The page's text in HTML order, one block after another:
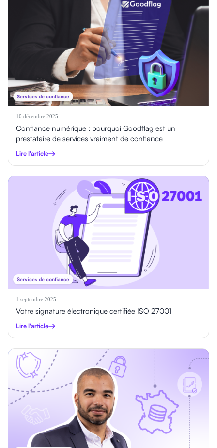
Services de confiance
10 décembre 2025
Confiance numérique : pourquoi Goodflag est un
prestataire de services vraiment de confiance
Lire l'article
Services de confiance
1 septembre 2025
Votre signature électronique certifiée ISO 27001
Lire l'article